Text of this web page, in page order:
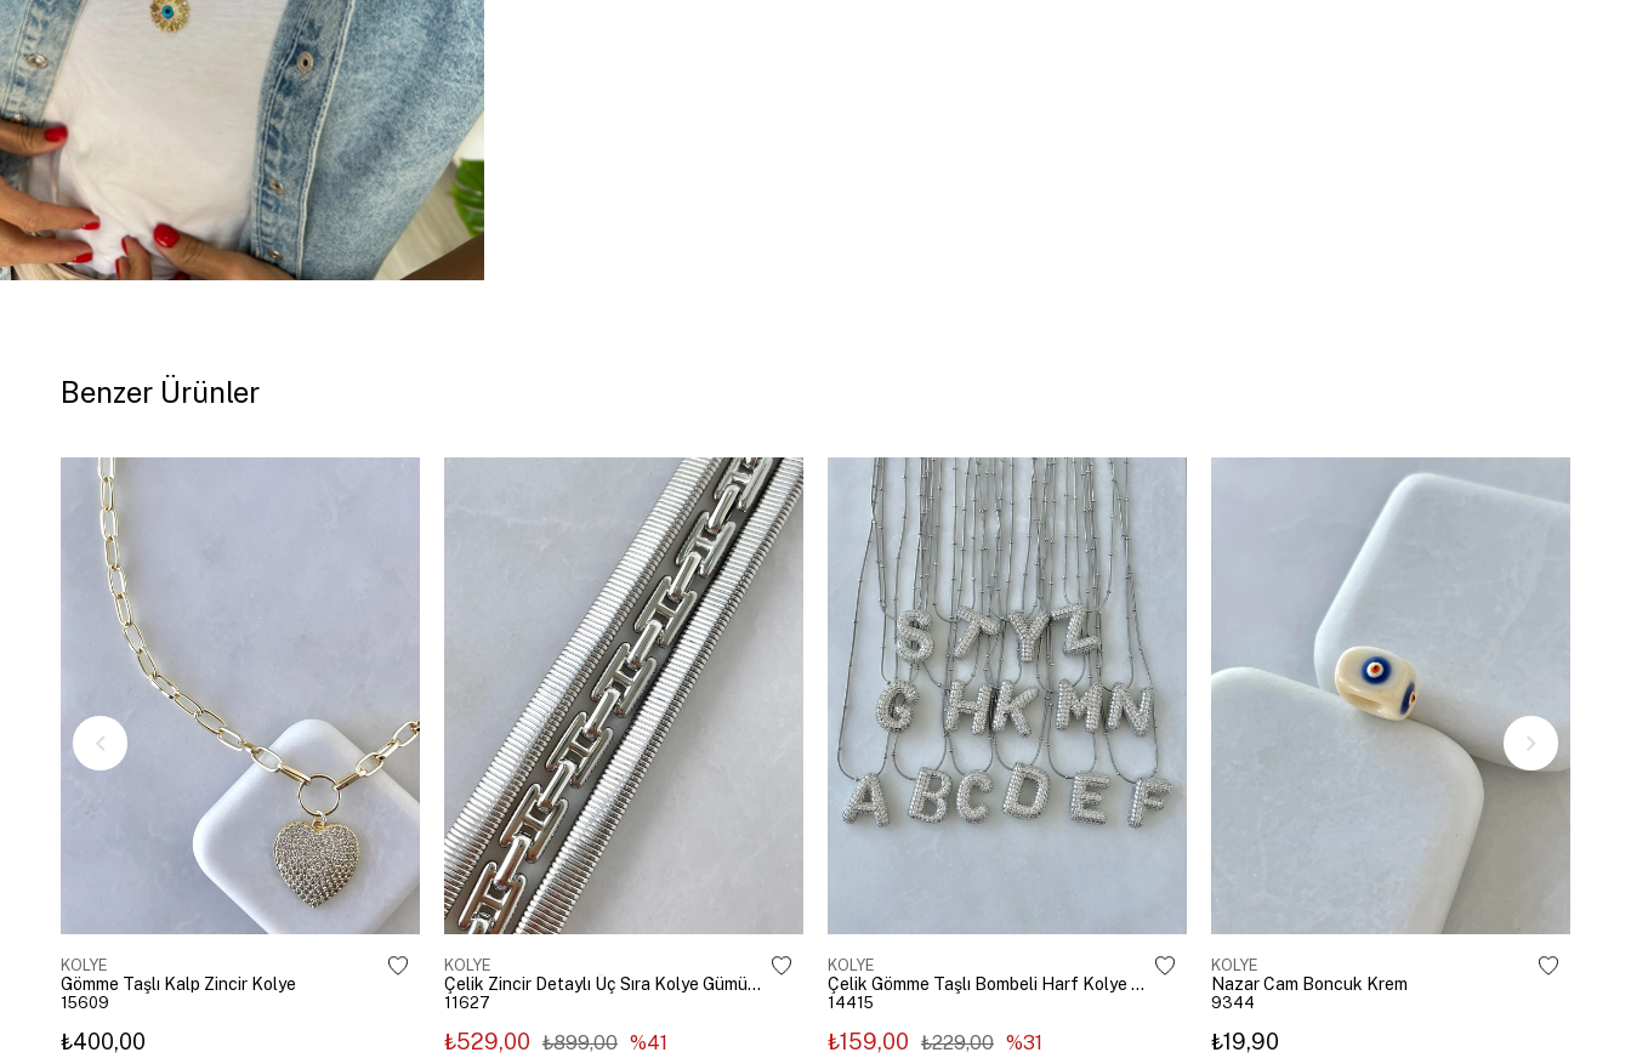
Benzer Ürünler
KOLYE
Gömme Taşlı Kalp Zincir Kolye
15609
₺400,00
KOLYE
Çelik Zincir Detaylı Üç Sıra Kolye Gümüş Renk
11627
₺529,00 ₺899,00 %41
KOLYE
Çelik Gömme Taşlı Bombeli Harf Kolye Gümüş
14415
₺159,00 ₺229,00 %31
KOLYE
Nazar Cam Boncuk Krem
9344
₺19,90